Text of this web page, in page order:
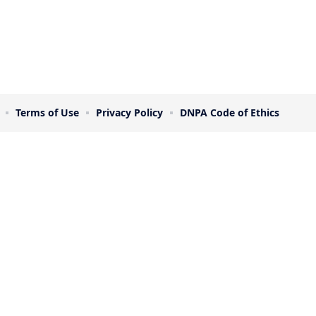
Terms of Use Privacy Policy DNPA Code of Ethics